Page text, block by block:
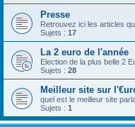
Presse
Retrouvez ici les articles
Sujets : 17
La 2 euro de l'année
Election de la plus belle 2
Sujets : 28
Meilleur site sur
quel est le meilleur site
Sujets : 1